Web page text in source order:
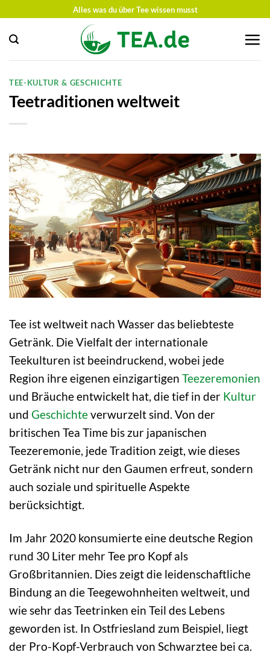
springen
Alles was du über Tee wissen musst
TEE-KULTUR & GESCHICHTE
Teetraditionen weltweit
Tee ist weltweit nach Wasser das beliebteste
Getränk. Die Vielfalt der internationale
Teekulturen ist beeindruckend, wobei jede
Region ihre eigenen einzigartigen Teezeremonien
und Bräuche entwickelt hat, die tief in der Kultur
und Geschichteverwurzelt sind. Von der
britischen Tea Time bis zur japanischen
Teezeremonie, jede Tradition zeigt, wie dieses
Getränk nicht nur den Gaumen erfreut, sondern
auch soziale und spirituelle Aspekte
berücksichtigt.
Im Jahr 2020 konsumierte eine deutsche Region
rund 30 Liter mehr Tee pro Kopf als
Großbritannien. Dies zeigt die leidenschaftliche
Bindung an die Teegewohnheiten weltweit, und
wie sehr das Teetrinken ein Teil des Lebens
geworden ist. In Ostfriesland zum Beispiel, liegt
der Pro-Kopf-Verbrauch von Schwarztee bei ca.